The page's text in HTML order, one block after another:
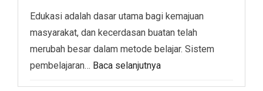
Edukasi adalah dasar utama bagi kemajuan
masyarakat, dan kecerdasan buatan telah
merubah besar dalam metode belajar. Sistem
pembelajaran… Baca selanjutnya